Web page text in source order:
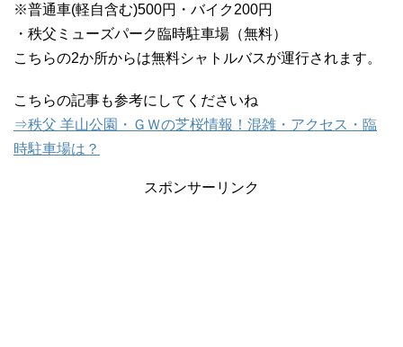
※普通車(軽自含む)500円・バイク200円
・秩父ミューズパーク臨時駐車場（無料）
こちらの2か所からは無料シャトルバスが運行されます。
こちらの記事も参考にしてくださいね
⇒秩父 羊山公園・ＧＷの芝桜情報！混雑・アクセス・臨
時駐車場は？
スポンサーリンク